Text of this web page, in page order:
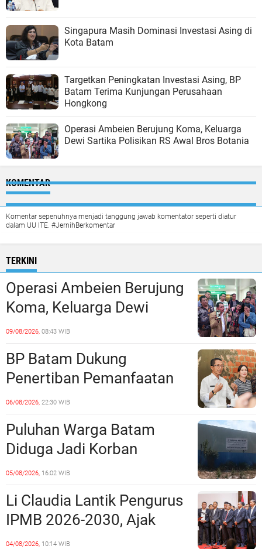
Singapura Masih Dominasi Investasi Asing di
Kota Batam
Targetkan Peningkatan Investasi Asing, BP
Batam Terima Kunjungan Perusahaan
Hongkong
Operasi Ambeien Berujung Koma, Keluarga
Dewi Sartika Polisikan RS Awal Bros Botania
KOMENTAR
Komentar sepenuhnya menjadi tanggung jawab komentator seperti diatur
dalam UU ITE. #JernihBerkomentar
TERKINI
Operasi Ambeien Berujung
Koma, Keluarga Dewi
Sartika Polisikan RS Awal
Bros Botania
09/08/2026, 08:43 WIB
BP Batam Dukung
Penertiban Pemanfaatan
Ruang Laut Sesuai
Ketentuan Peraturan
Perundang-undangan
06/08/2026, 22:30 WIB
Puluhan Warga Batam
Diduga Jadi Korban
Penipuan Kavling Hingga
Miliaran Rupiah, Laporan ke
Polda Kepri Jalan di
Tempat?
05/08/2026, 16:02 WIB
Li Claudia Lantik Pengurus
IPMB 2026-2030, Ajak
Perkuat Kerukunan dan
04/08/2026, 10:14 WIB